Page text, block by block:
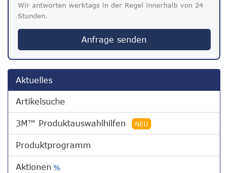
Wir antworten werktags in der Regel innerhalb von 24
Stunden.
Anfrage senden
Aktuelles
Artikelsuche
3M™ Produktauswahlhilfen NEU
Produktprogramm
Aktionen %